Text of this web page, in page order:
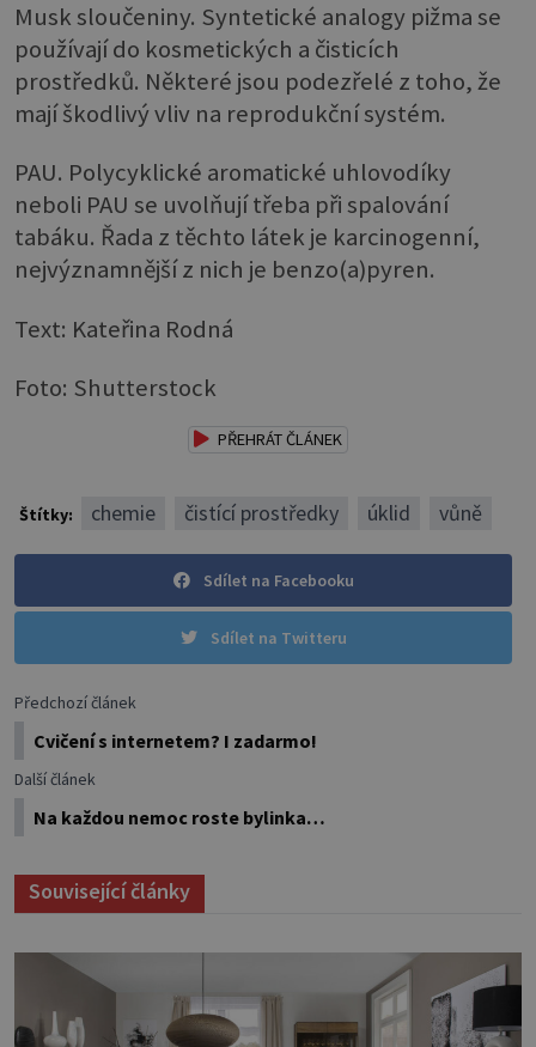
Musk sloučeniny. Syntetické analogy pižma se
používají do kosmetických a čisticích
prostředků. Některé jsou podezřelé z toho, že
mají škodlivý vliv na reprodukční systém.
PAU. Polycyklické aromatické uhlovodíky
neboli PAU se uvolňují třeba při spalování
tabáku. Řada z těchto látek je karcinogenní,
nejvýznamnější z nich je benzo(a)pyren.
Text: Kateřina Rodná
Foto: Shutterstock
PŘEHRÁT ČLÁNEK
Štítky: chemie čistící prostředky úklid vůně
Sdílet na Facebooku
Sdílet na Twitteru
Předchozí článek
Cvičení s internetem? I zadarmo!
Další článek
Na každou nemoc roste bylinka…
Související články